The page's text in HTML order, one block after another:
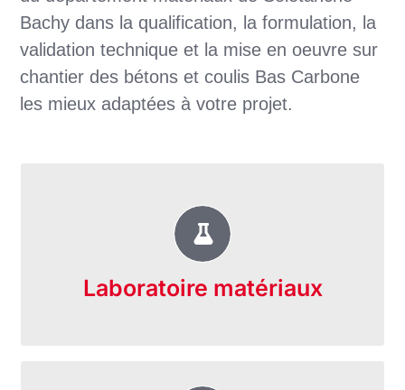
Bachy dans la qualification, la formulation, la
validation technique et la mise en oeuvre sur
chantier des bétons et coulis Bas Carbone
les mieux adaptées à votre projet.
Laboratoire matériaux
Nous réalisons la conception, les essais
et la mise en oeuvre des mix
béton/coulis Bas Carbone sur-mesure
pour votre projet.